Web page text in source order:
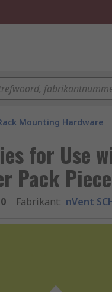
Mounting Hardware
for Use
Pack
Fabrikant: nVent